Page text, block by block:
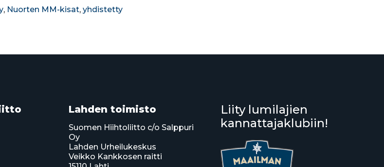
, Nuorten MM-kisat, yhdistetty
Lahden toimisto
Suomen Hiihtoliitto c/o Salppuri
Oy
Lahden Urheilukeskus
Veikko Kankkosen raitti
Liity lumilajien
kannattajaklubiin!